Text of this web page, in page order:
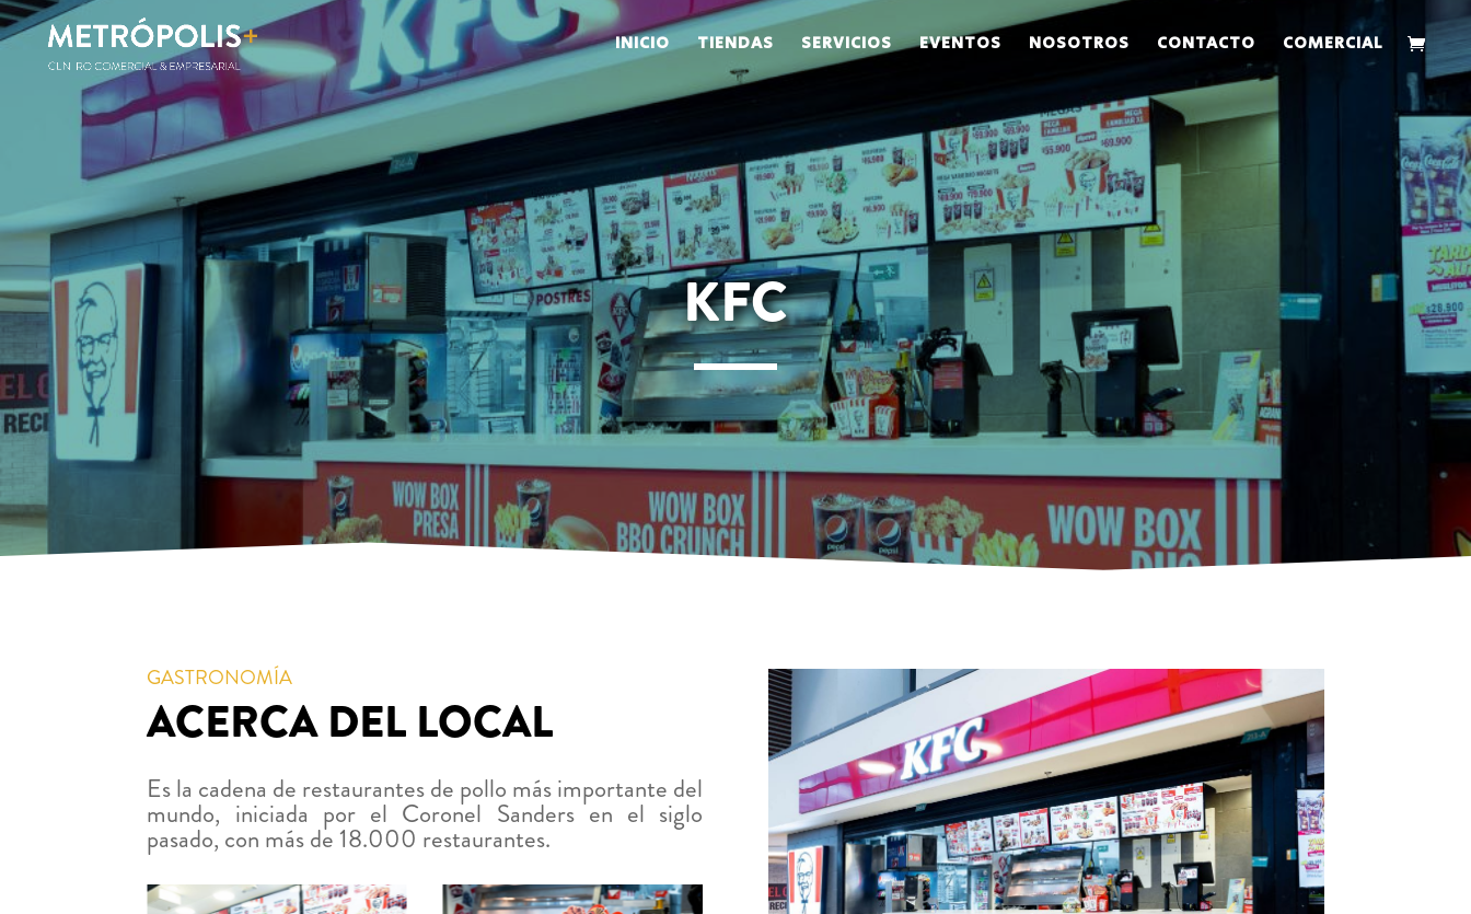
INICIO TIENDAS SERVICIOS EVENTOS NOSOTROS CONTACTO COMERCIAL
KFC
GASTRONOMÍA
ACERCA DEL LOCAL
Es la cadena de restaurantes de pollo más importante del
mundo, iniciada por el Coronel Sanders en el siglo
pasado, con más de 18.000 restaurantes.